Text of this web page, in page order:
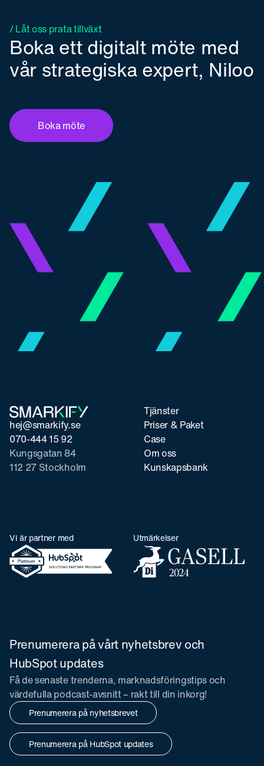
/ Låt oss prata tillväxt
Boka ett digitalt möte med
vår strategiska expert, Niloo
Boka möte
hej@smarkify.se
070-444 15 92
Kungsgatan 84
112 27 Stockholm
Tjänster
Priser & Paket
Case
Om oss
Kunskapsbank
Vi är partner med Utmärkelser
Prenumerera på vårt nyhetsbrev och
HubSpot updates
Få de senaste trenderna, marknadsföringstips och
värdefulla podcast-avsnitt – rakt till din inkorg!
Prenumerera på nyhetsbrevet
Prenumerera på HubSpot updates